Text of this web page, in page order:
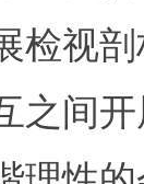
检视
之间